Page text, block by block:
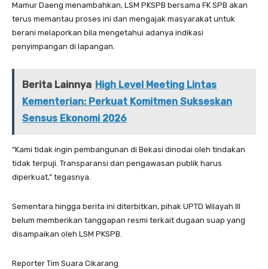
Mamur Daeng menambahkan, LSM PKSPB bersama FK SPB akan
terus memantau proses ini dan mengajak masyarakat untuk
berani melaporkan bila mengetahui adanya indikasi
penyimpangan di lapangan.
Berita Lainnya High Level Meeting Lintas
Kementerian: Perkuat Komitmen Sukseskan
Sensus Ekonomi 2026
“Kami tidak ingin pembangunan di Bekasi dinodai oleh tindakan
tidak terpuji. Transparansi dan pengawasan publik harus
diperkuat,” tegasnya.
Sementara hingga berita ini diterbitkan, pihak UPTD Wilayah III
belum memberikan tanggapan resmi terkait dugaan suap yang
disampaikan oleh LSM PKSPB.
Reporter Tim Suara Cikarang